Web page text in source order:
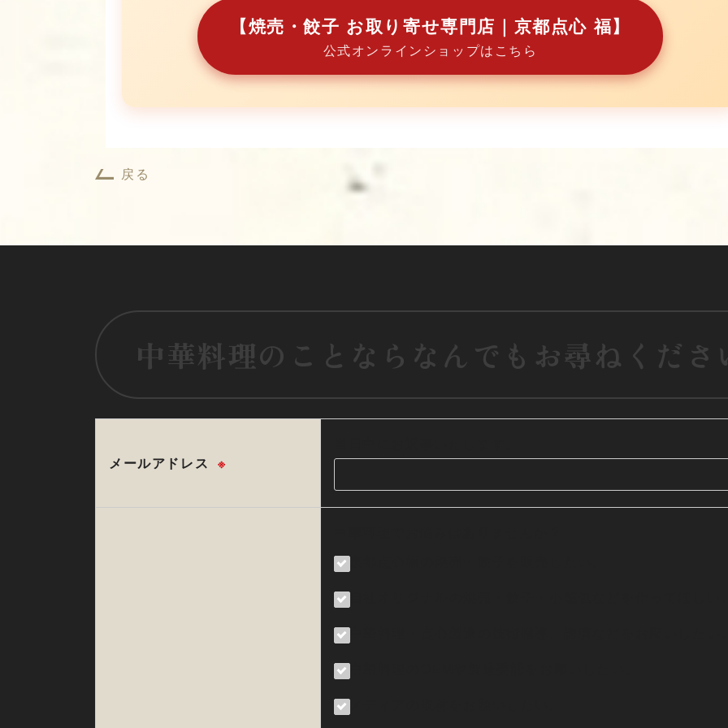
【焼売・餃子 お取り寄せ専門店｜京都点心 福】
公式オンラインショップはこちら
戻る
中華料理のことならなんでもお尋ねくださ
メールアドレス ※
京都点心福の焼売・餃子を販売したい。
自社オリジナルの焼売・餃子・小籠包などを作ってほしい
中華料理・点心製造の技術指導、講演などをお願いしたい
中華料理のOEMや製造委託をお願いしたい。
メディアの取材をお願いしたい。